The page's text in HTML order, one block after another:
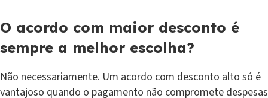
O acordo com maior desconto é
sempre a melhor escolha?
Não necessariamente. Um acordo com desconto alto só é
vantajoso quando o pagamento não compromete despesas